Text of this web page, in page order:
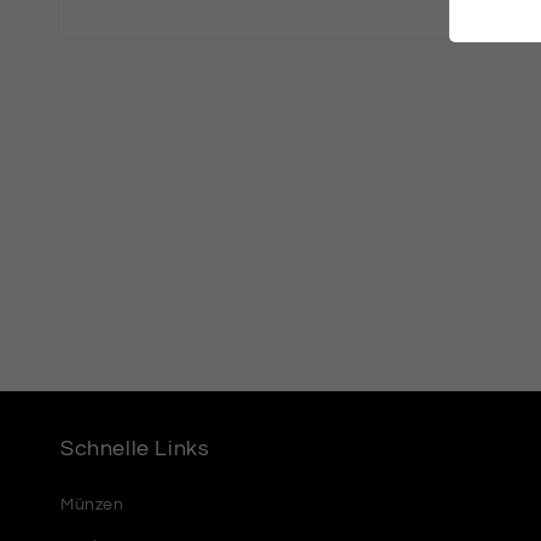
Schnelle Links
Münzen